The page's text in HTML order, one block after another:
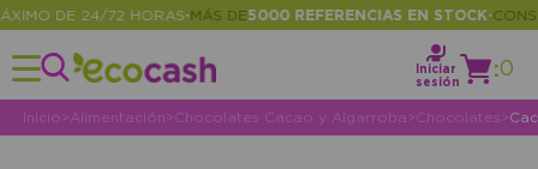
DE 24/72 HORAS•MÁS DE 5000 REFERENCIAS EN STOCK•
Iniciar
sesión
:0
Inicio> Alimentación>Chocolates Cacao y Algarroba>Chocolates >